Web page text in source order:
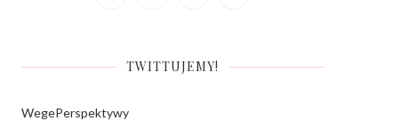
TWITTUJEMY!
WegePerspektywy